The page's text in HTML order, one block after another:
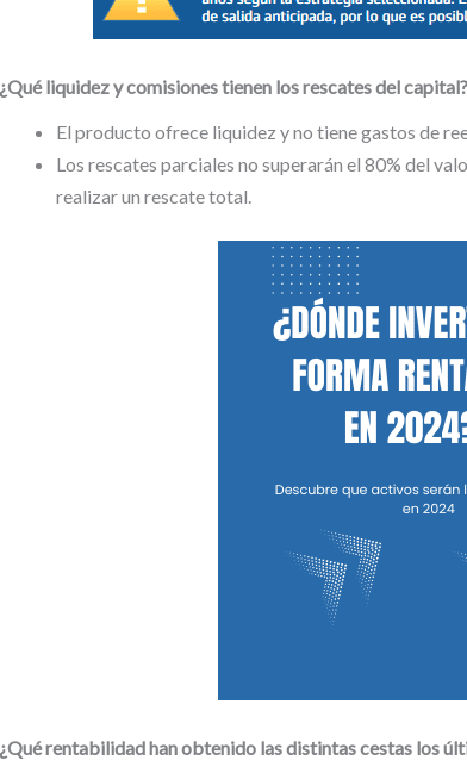
¿Qué liquidez y comisiones tienen los rescates del capital?
El producto ofrece liquidez y no tiene gastos de
Los rescates parciales no superarán el 80% del
realizar un rescate total.
¿Qué rentabilidad han obtenido las distintas cestas los